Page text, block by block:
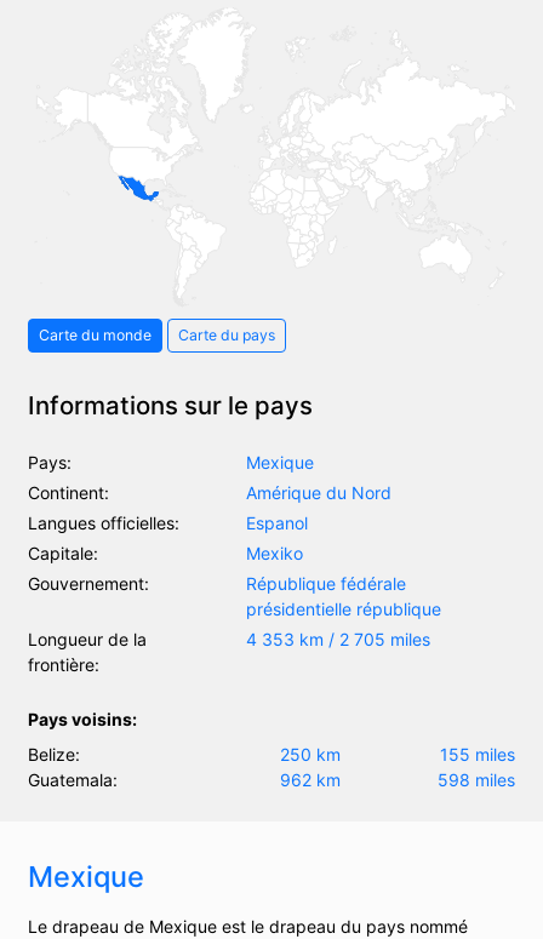
Carte du monde Carte du pays
Informations sur le pays
Pays:
Mexique
Continent:
Amérique du Nord
Langues officielles:
Espanol
Capitale:
Mexiko
Gouvernement:
République fédérale
présidentielle république
Longueur de la
frontière:
4 353 km / 2 705 miles
Pays voisins:
Belize:
250 km
155 miles
Guatemala:
962 km 598 miles
Mexique
Le drapeau de Mexique est le drapeau du pays nommé